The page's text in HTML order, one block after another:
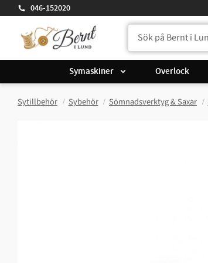
046-152020
Symaskiner Overlock
Sytillbehör Sybehör Sömnadsverktyg & Saxar